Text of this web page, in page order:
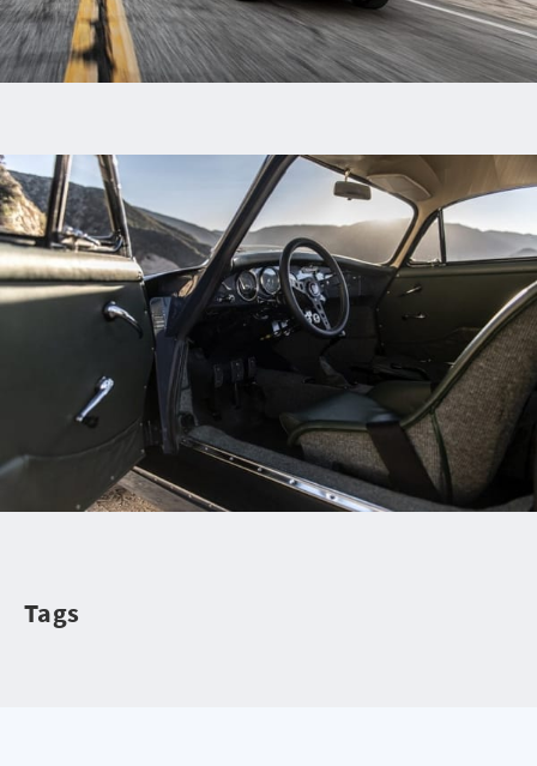
Tags